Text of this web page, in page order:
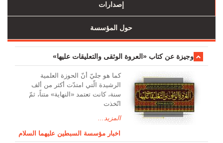
إصدارات
حول المؤسسة
وجیزة عن کتاب «العروة الوثقی والتعلیقات علیها»
کما هو جليّ أنّ الحوزة العلمیة
الرشیدة الّتي امتدّت أكثر من ألف
سنة، كانت تعتمد «النهاية» متناً، ثمّ
اتّخذت
المزيد...
اخبار مؤسسة السبطين عليهما السلام